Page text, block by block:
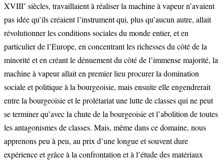
XVIII’ siècles, travaillaient à réaliser la machine à vapeur n’avaient
pas idée qu’ils créaient l’instrument qui, plus qu’aucun autre, allait
révolutionner les conditions sociales du monde entier, et en
particulier de l’Europe, en concentrant les richesses du côté de la
minorité et en créant le dénuement du côté de l’immense majorité, la
machine à vapeur allait en premier lieu procurer la domination
sociale et politique à la bourgeoisie, mais ensuite elle engendrerait
entre la bourgeoisie et le prolétariat une lutte de classes qui ne peut
se terminer qu’avec la chute de la bourgeoisie et l’abolition de toutes
les antagonismes de classes. Mais, même dans ce domaine, nous
apprenons peu à peu, au prix d’une longue et souvent dure
expérience et grâce à la confrontation et à l’étude des matériaux